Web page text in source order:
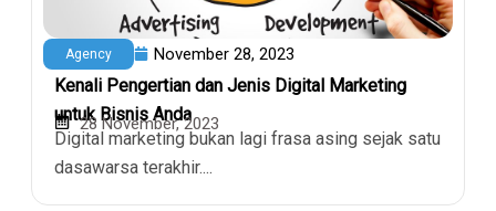
Agency November 28, 2023
Kenali Pengertian dan Jenis Digital Marketing
untuk Bisnis Anda
28 November, 2023
Digital marketing bukan lagi frasa asing sejak satu
dasawarsa terakhir....